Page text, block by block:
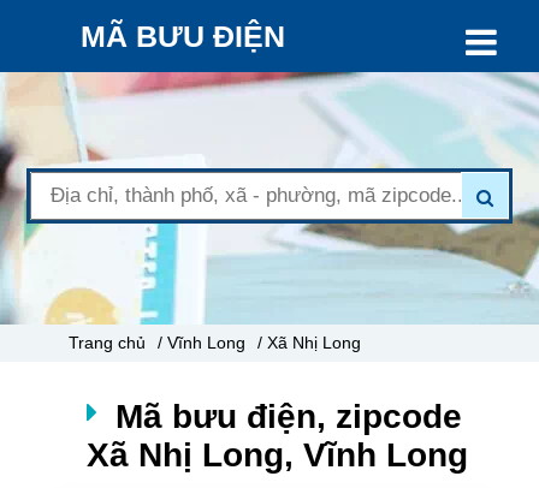
MÃ BƯU ĐIỆN
Trang chủ / Vĩnh Long / Xã Nhị Long
Mã bưu điện, zipcode
Xã Nhị Long, Vĩnh Long